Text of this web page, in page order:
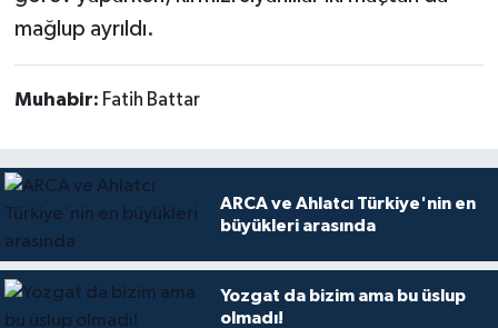
mağlup ayrıldı.
Muhabir: Fatih Battar
ARCA ve Ahlatcı Türkiye'nin en
büyükleri arasında
Yozgat da bizim ama bu üslup
olmadı!